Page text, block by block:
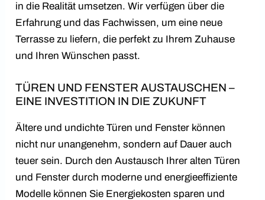
in die Realität umsetzen. Wir verfügen über die
Erfahrung und das Fachwissen, um eine neue
Terrasse zu liefern, die perfekt zu Ihrem Zuhause
und Ihren Wünschen passt.
TÜREN UND FENSTER AUSTAUSCHEN –
EINE INVESTITION IN DIE ZUKUNFT
Ältere und undichte Türen und Fenster können
nicht nur unangenehm, sondern auf Dauer auch
teuer sein. Durch den Austausch Ihrer alten Türen
und Fenster durch moderne und energieeffiziente
Modelle können Sie Energiekosten sparen und